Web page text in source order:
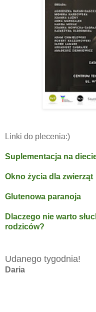
Linki do plecenia:)
Suplementacja na
Okno życia dla zwierząt
Glutenowa paranoja
Dlaczego nie warto
rodziców?
Udanego tygodnia!
Daria